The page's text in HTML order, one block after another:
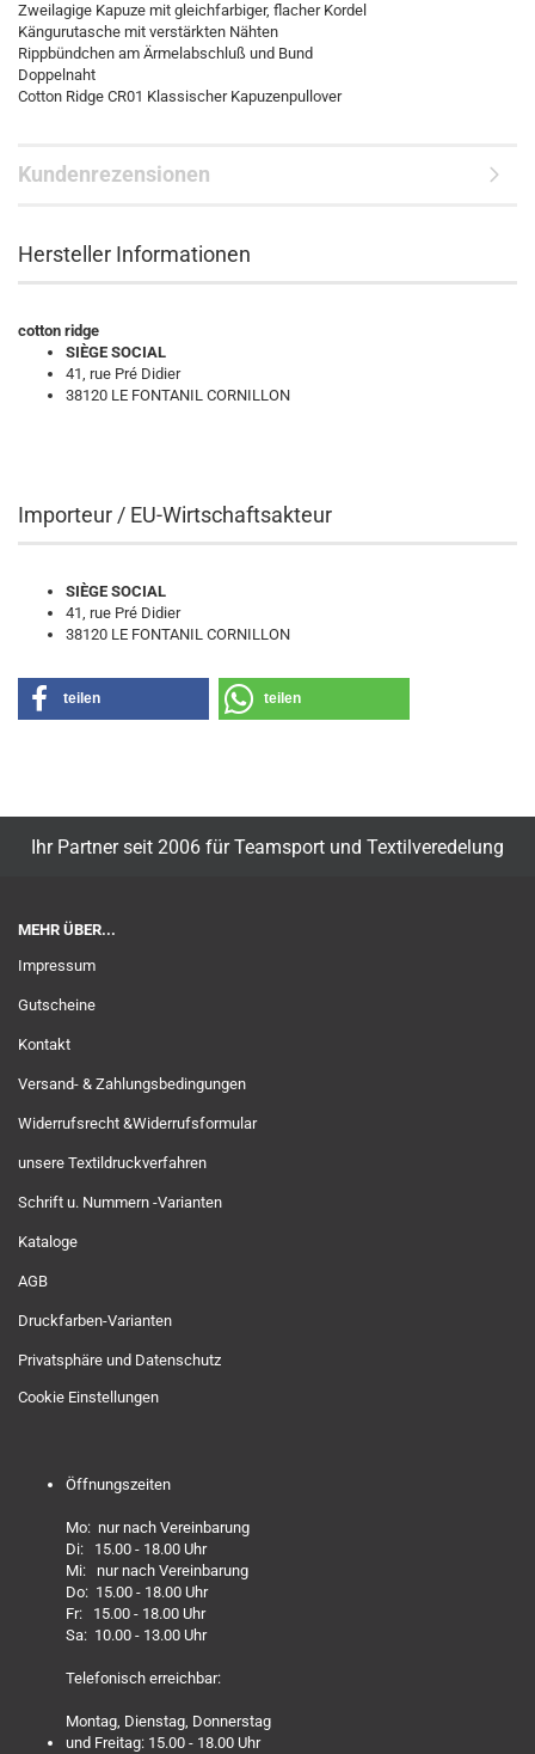
Zweilagige Kapuze mit gleichfarbiger, flacher Kordel
Kängurutasche mit verstärkten Nähten
Rippbündchen am Ärmelabschluß und Bund
Doppelnaht
Cotton Ridge CR01 Klassischer Kapuzenpullover
Kundenrezensionen
Hersteller Informationen
cotton ridge
SIÈGE SOCIAL
41, rue Pré Didier
38120 LE FONTANIL CORNILLON
Importeur / EU-Wirtschaftsakteur
SIÈGE SOCIAL
41, rue Pré Didier
38120 LE FONTANIL CORNILLON
teilen teilen
Ihr Partner seit 2006 für Teamsport und Textilveredelung
MEHR ÜBER...
Impressum
Gutscheine
Kontakt
Versand- & Zahlungsbedingungen
Widerrufsrecht &Widerrufsformular
unsere Textildruckverfahren
Schrift u. Nummern -Varianten
Kataloge
AGB
Druckfarben-Varianten
Privatsphäre und Datenschutz
Cookie Einstellungen
Öffnungszeiten
Mo: nur nach Vereinbarung
Di: 15.00 - 18.00 Uhr
Mi: nur nach Vereinbarung
Do: 15.00 - 18.00 Uhr
Fr: 15.00 - 18.00 Uhr
Sa: 10.00 - 13.00 Uhr
Telefonisch erreichbar:
Montag, Dienstag, Donnerstag
und Freitag: 15.00 - 18.00 Uhr